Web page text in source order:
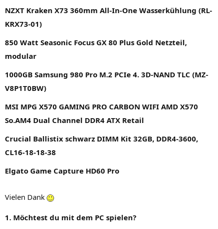
NZXT Kraken X73 360mm All-In-One Wasserkühlung (RL-
KRX73-01)
850 Watt Seasonic Focus GX 80 Plus Gold Netzteil,
modular
1000GB Samsung 980 Pro M.2 PCIe 4. 3D-NAND TLC (MZ-
V8P1T0BW)
MSI MPG X570 GAMING PRO CARBON WIFI AMD X570
So.AM4 Dual Channel DDR4 ATX Retail
Crucial Ballistix schwarz DIMM Kit 32GB, DDR4-3600,
CL16-18-18-38
Elgato Game Capture HD60 Pro
Vielen Dank
1. Möchtest du mit dem PC spielen?